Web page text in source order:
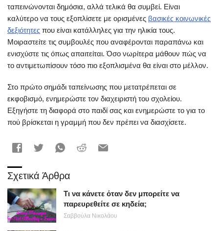
ταπεινώνονται δημόσια, αλλά τελικά θα συμβεί. Είναι
καλύτερο να τους εξοπλίσετε με ορισμένες βασικές κοινωνικές
δεξιότητες που είναι κατάλληλες για την ηλικία τους.
Μοιραστείτε τις συμβουλές που αναφέρονται παραπάνω και
ενισχύστε τις όπως απαιτείται. Όσο νωρίτερα μάθουν πώς να
το αντιμετωπίσουν τόσο πιο εξοπλισμένα θα είναι στο μέλλον.
Στο πρώτο σημάδι ταπείνωσης που μετατρέπεται σε
εκφοβισμό, ενημερώστε τον διαχειριστή του σχολείου.
Εξηγήστε τη διαφορά στο παιδί σας και ενημερώστε το για το
πού βρίσκεται η γραμμή που δεν πρέπει να διασχίσετε.
Σχετικά Άρθρα
Τι να κάνετε όταν δεν μπορείτε να
παρευρεθείτε σε κηδεία;
Σαββούλα Νικολάου